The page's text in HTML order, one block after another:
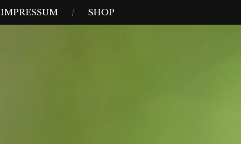
IMPRESSUM SHOP